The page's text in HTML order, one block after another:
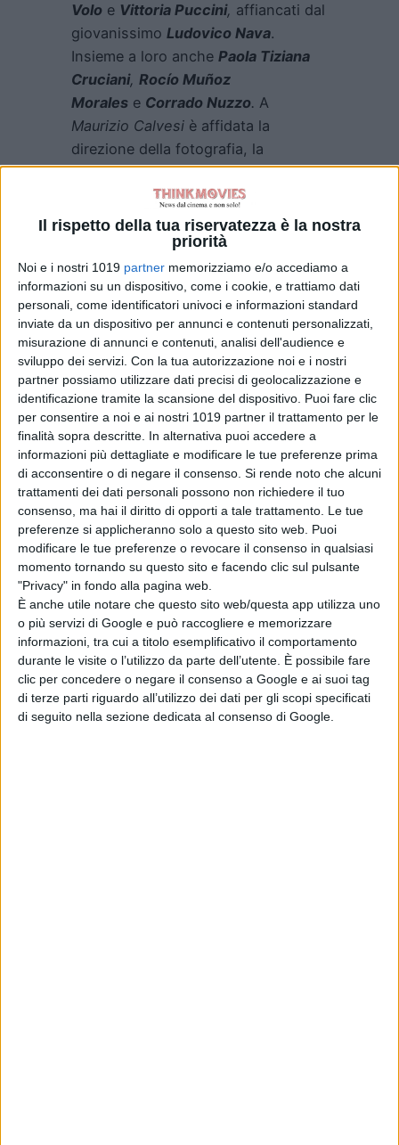
Il rispetto della tua riservatezza è la nostra
priorità
Noi e i nostri 1019 partner memorizziamo e/o accediamo a
informazioni su un dispositivo, come i cookie, e trattiamo dati
personali, come identificatori univoci e informazioni standard
inviate da un dispositivo per annunci e contenuti personalizzati,
misurazione di annunci e contenuti, analisi dell'audience e
sviluppo dei servizi. Con la tua autorizzazione noi e i nostri
partner possiamo utilizzare dati precisi di geolocalizzazione e
identificazione tramite la scansione del dispositivo. Puoi fare clic
per consentire a noi e ai nostri 1019 partner il trattamento per le
finalità sopra descritte. In alternativa puoi accedere a
informazioni più dettagliate e modificare le tue preferenze prima
di acconsentire o di negare il consenso. Si rende noto che alcuni
trattamenti dei dati personali possono non richiedere il tuo
consenso, ma hai il diritto di opporti a tale trattamento. Le tue
preferenze si applicheranno solo a questo sito web. Puoi
modificare le tue preferenze o revocare il consenso in qualsiasi
momento tornando su questo sito e facendo clic sul pulsante
"Privacy" in fondo alla pagina web.
È anche utile notare che questo sito web/questa app utilizza uno
o più servizi di Google e può raccogliere e memorizzare
informazioni, tra cui a titolo esemplificativo il comportamento
durante le visite o l’utilizzo da parte dell’utente. È possibile fare
clic per concedere o negare il consenso a Google e ai suoi tag
di terze parti riguardo all’utilizzo dei dati per gli scopi specificati
di seguito nella sezione dedicata al consenso di Google.
Volo e Vittoria Puccini, affiancati dal
giovanissimo Ludovico Nava.
Insieme a loro anche Paola Tiziana
Cruciani, Rocío Muñoz
Morales e Corrado Nuzzo. A
Maurizio Calvesi è affidata la
direzione della fotografia, la
scenografia è a cura diIvana
, il montaggio diLuciana
Pandolfellimentre i costumi sono
Lavinia Bonsignore
musiche invece saranno composte
daGiorgio BaldieMatthew Marston.
Sei le settimane di riprese previste,
tra l’ Italiae laNorvegia, per“Una
gran voglia di vivere”
, prodotto
daIsabella CocuzzaeArturo
Paglia per Paco Cinematografica.
La Redazione
Pubblicato Giugno 22, 2022in
News cinema e film
daLa Redazione
Tag: